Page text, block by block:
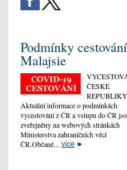
Podmínky
Malajsie
ČESKÉ
Aktuální informace o podmínkách
vycestování z ČR a vstupu do ČR
zveřejněny na webových stránkách
Ministerstva zahraničních věcí
ČR.Občané... více ►